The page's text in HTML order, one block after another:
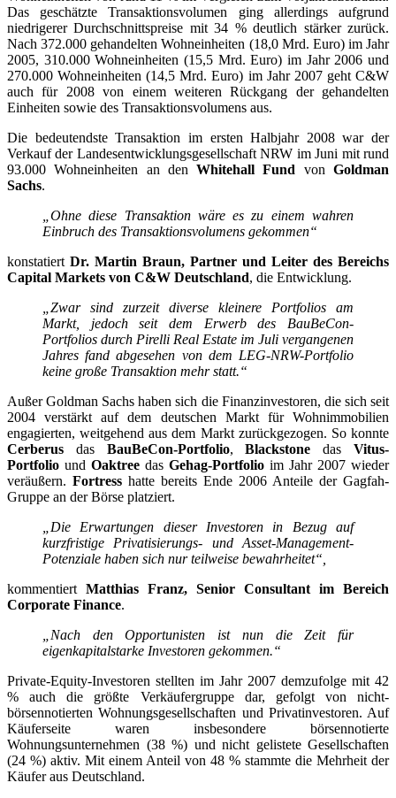
Das geschätzte Transaktionsvolumen ging allerdings aufgrund
niedrigerer Durchschnittspreise mit 34 % deutlich stärker zurück.
Nach 372.000 gehandelten Wohneinheiten (18,0 Mrd. Euro) im Jahr
2005, 310.000 Wohneinheiten (15,5 Mrd. Euro) im Jahr 2006 und
270.000 Wohneinheiten (14,5 Mrd. Euro) im Jahr 2007 geht C&W
auch für 2008 von einem weiteren Rückgang der gehandelten
Einheiten sowie des Transaktionsvolumens aus.
Die bedeutendste Transaktion im ersten Halbjahr 2008 war der
Verkauf der Landesentwicklungsgesellschaft NRW im Juni mit rund
93.000 Wohneinheiten an denWhitehall Fund vonGoldman
Sachs.
„Ohne diese Transaktion wäre es zu einem wahren
Einbruch des Transaktionsvolumens gekommen“
konstatiert Dr. Martin Braun, Partner und Leiter des Bereichs
Capital Markets von C&W Deutschland, die Entwicklung.
„Zwar sind zurzeit diverse kleinere Portfolios am
Markt, jedoch seit dem Erwerb des BauBeCon-
Portfolios durch Pirelli Real Estate im Juli vergangenen
Jahres fand abgesehen von dem LEG-NRW-Portfolio
keine große Transaktion mehr statt.“
Außer Goldman Sachs haben sich die Finanzinvestoren, die sich seit
2004 verstärkt auf dem deutschen Markt für Wohnimmobilien
engagierten, weitgehend aus dem Markt zurückgezogen. So konnte
Cerberus das BauBeCon-Portfolio,BlackstonedasVitus-
Portfolio und Oaktree das Gehag-Portfolio im Jahr 2007 wieder
veräußern. Fortress hatte bereits Ende 2006 Anteile der Gagfah-
Gruppe an der Börse platziert.
„Die Erwartungen dieser Investoren in Bezug auf
kurzfristige Privatisierungs- und Asset-Management-
Potenziale haben sich nur teilweise bewahrheitet“,
kommentiert Matthias Franz, Senior Consultant im Bereich
Corporate Finance.
„Nach den Opportunisten ist nun die Zeit für
eigenkapitalstarke Investoren gekommen.“
Private-Equity-Investoren stellten im Jahr 2007 demzufolge mit 42
% auch die größte Verkäufergruppe dar, gefolgt von nicht-
börsennotierten Wohnungsgesellschaften und Privatinvestoren. Auf
Käuferseite waren insbesondere börsennotierte
Wohnungsunternehmen (38 %) und nicht gelistete Gesellschaften
(24 %) aktiv. Mit einem Anteil von 48 % stammte die Mehrheit der
Käufer aus Deutschland.